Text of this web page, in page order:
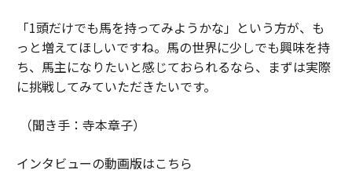
「1頭だけでも馬を持ってみようかな」という方が、も
っと増えてほしいですね。馬の世界に少しでも興味を持
ち、馬主になりたいと感じておられるなら、まずは実際
に挑戦してみていただきたいです。
（聞き手：寺本章子）
インタビューの動画版はこちら